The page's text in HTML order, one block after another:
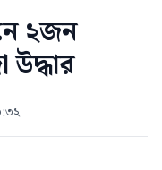
২জন
উদ্ধার